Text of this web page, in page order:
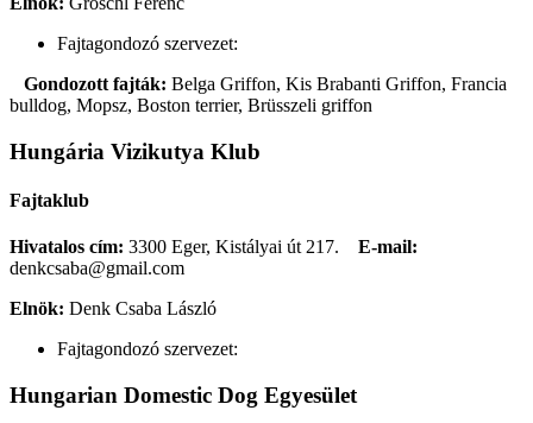
Fajtagondozó szervezet:
Gondozott fajták: Belga Griffon, Kis Brabanti Griffon, Francia
bulldog, Mopsz, Boston terrier, Brüsszeli griffon
Hungária Vizikutya Klub
Fajtaklub
Hivatalos cím: 3300 Eger, Kistályai út 217. E-mail:
denkcsaba@gmail.com
Elnök: Denk Csaba László
Fajtagondozó szervezet:
Hungarian Domestic Dog Egyesület